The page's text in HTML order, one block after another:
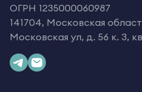
ОГРН 1235000060987
141704, Московская
Московская ул, д. 56 к. 3,